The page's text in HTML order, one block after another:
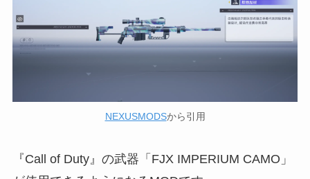
NEXUSMODSから引用
『Call of Duty』の武器「FJX IMPERIUM CAMO」